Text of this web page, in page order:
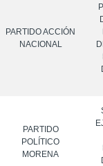
PARTIDO ACCIÓN
NACIONAL
PARTIDO
POLÍTICO
MORENA